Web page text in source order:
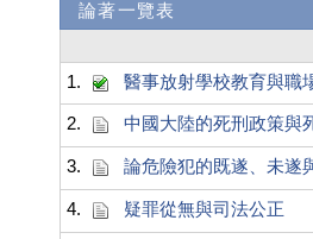
論著一覽表
1.
醫事放射學校教育與職
2. 中國大陸的死刑政策與
3. 論危險犯的既遂、未遂
4. 疑罪從無與司法公正